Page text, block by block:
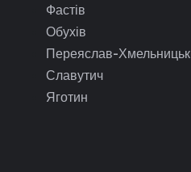
Фастів
Обухів
Переяслав-
Славутич
Яготин